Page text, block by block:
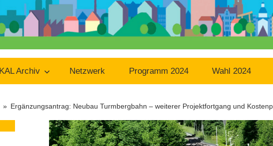
KAL Archiv Netzwerk Programm 2024 Wahl 2024
Ergänzungsantrag: Neubau Turmbergbahn – weiterer Projektfortgang und